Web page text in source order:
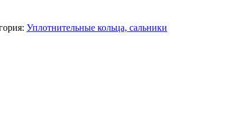
Уплотнительные кольца, сальники